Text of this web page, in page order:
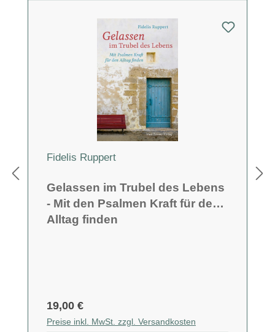
Fidelis Ruppert
Gelassen im Trubel des Lebens
- Mit den Psalmen Kraft für den
Alltag finden
19,00 €
Preise inkl. MwSt. zzgl. Versandkosten